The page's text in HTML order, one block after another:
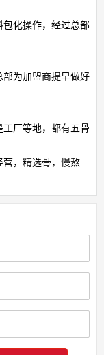
化操作，经过总部
为加盟商提早做好
厂等地，都有五骨
营，精选骨，慢熬